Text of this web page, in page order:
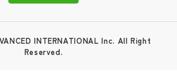
INTERNATIONAL Inc. All Right
Reserved.